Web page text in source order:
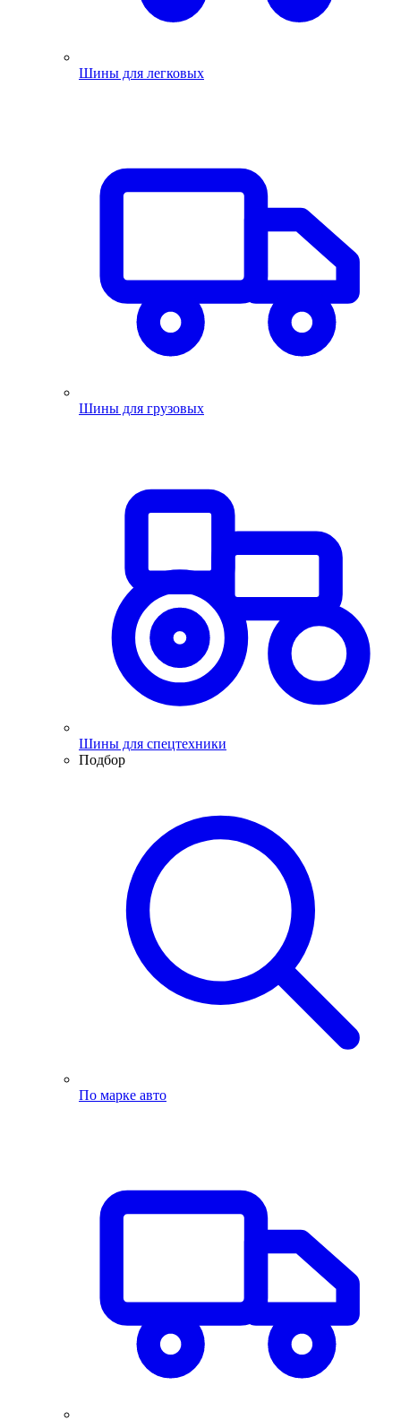
Шины для легковых
Шины для грузовых
Шины для спецтехники
Подбор
По марке авто